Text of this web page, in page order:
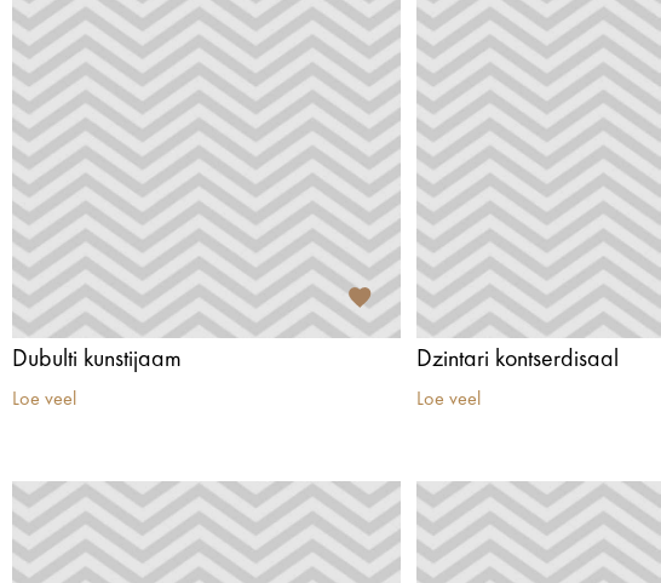
Dubulti kunstijaam
Loe veel
Dzintari kontserdisaal
Loe veel